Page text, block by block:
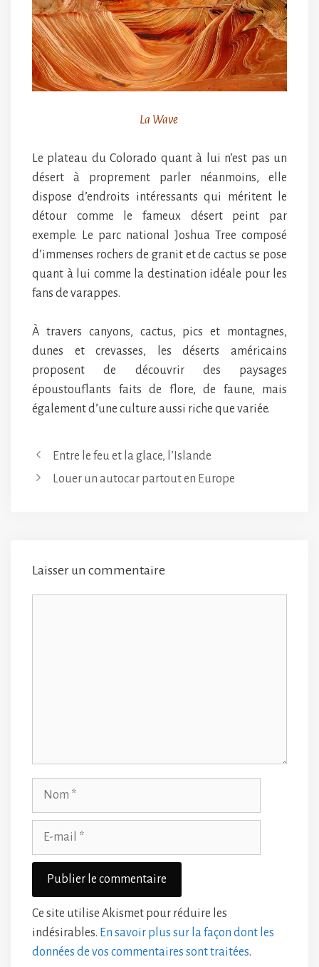
La Wave
Le plateau du Colorado quant à lui n’est pas un
désert à proprement parler néanmoins, elle
dispose d’endroits intéressants qui méritent le
détour comme le fameux désert peint par
exemple. Le parc national Joshua Tree composé
d’immenses rochers de granit et de cactus se pose
quant à lui comme la destination idéale pour les
fans de varappes.
À travers canyons, cactus, pics et montagnes,
dunes et crevasses, les déserts américains
proposent de découvrir des paysages
époustouflants faits de flore, de faune, mais
également d’une culture aussi riche que variée.
Entre le feu et la glace, l’Islande
Louer un autocar partout en Europe
Laisser un commentaire
Ce site utilise Akismet pour réduire les
indésirables. En savoir plus sur la façon dont les
données de vos commentaires sont traitées.